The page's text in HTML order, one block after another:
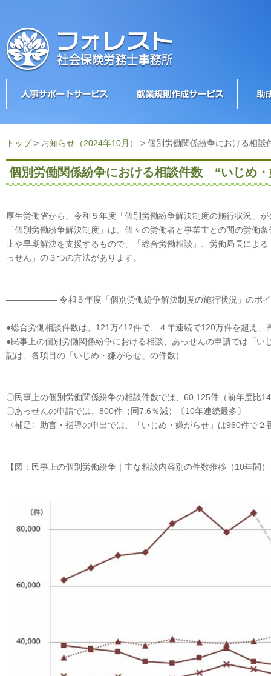
トップ> お知らせ（2024年10月） > 個別労働関係紛争における相
個別労働関係紛争における相談件数 “いじめ
厚生労働省から、令和５年度「個別労働紛争解決制度の施行状況」
「個別労働紛争解決制度」は、個々の労働者と事業主との間の労働
止や早期解決を支援するもので、「総合労働相談」、労働局長によ
っせん」の３つの方法があります。
―――――― 令和５年度「個別労働紛争解決制度の施行状況」の
●総合労働相談件数は、121万412件で、４年連続で120万件を超え、
●民事上の個別労働関係紛争における相談、あっせんの申請では「い
記は、各項目の「いじめ・嫌がらせ」の件数）
〇民事上の個別労働関係紛争の相談件数では、60,125件（前年度比
〇あっせんの申請では、800件（同7.6％減）〔10年連続最多〕
〈補足〉助言・指導の申出では、「いじめ・嫌がらせ」は960件で２
【図：民事上の個別労働紛争｜主な相談内容別の件数推移（10年間